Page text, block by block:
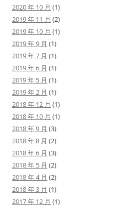
2020 年 10 月 (1)
2019 年 11 月 (2)
2019 年 10 月 (1)
2019 年 9 月 (1)
2019 年 7 月 (1)
2019 年 6 月 (1)
2019 年 5 月 (1)
2019 年 2 月 (1)
2018 年 12 月 (1)
2018 年 10 月 (1)
2018 年 9 月 (3)
2018 年 8 月 (2)
2018 年 6 月 (3)
2018 年 5 月 (2)
2018 年 4 月 (2)
2018 年 3 月 (1)
2017 年 12 月 (1)